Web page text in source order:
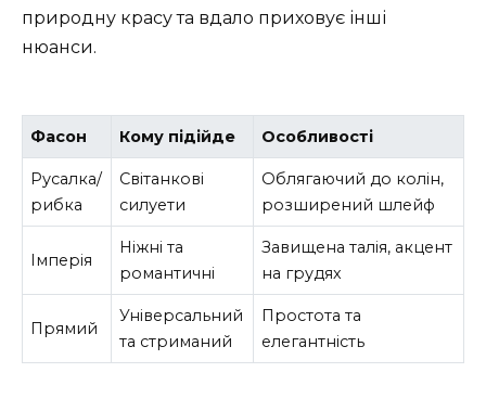
природну красу та вдало приховує інші
нюанси.
Фасон Кому підійде Особливості
Русалка/
рибка
Світанкові
силуети
Облягаючий до колін,
розширений шлейф
Імперія
Ніжні та
романтичні
Завищена талія, акцент
на грудях
Прямий
Універсальний
та стриманий
Простота та
елегантність